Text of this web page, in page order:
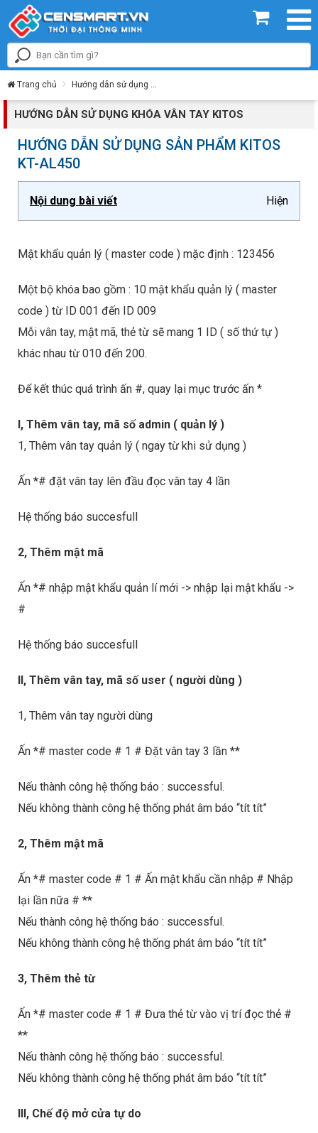
Trang chủ Hướng dẫn sử dụng
HƯỚNG DẪN SỬ DỤNG KHÓA VÂN TAY KITOS
HƯỚNG DẪN SỬ DỤNG SẢN PHẨM KITOS
KT-AL450
Nội dung bài viết Hiện
Mật khẩu quản lý ( master code ) mặc định : 123456
Một bộ khóa bao gồm : 10 mật khẩu quản lý ( master
code ) từ ID 001 đến ID 009
Mỗi vân tay, mật mã, thẻ từ sẽ mang 1 ID ( số thứ tự )
khác nhau từ 010 đến 200.
Để kết thúc quá trình ấn #, quay lại mục trước ấn *
I, Thêm vân tay, mã số admin ( quản lý )
1, Thêm vân tay quản lý ( ngay từ khi sử dụng )
Ấn *# đặt vân tay lên đầu đọc vân tay 4 lần
Hệ thống báo succesfull
2, Thêm mật mã
Ấn *# nhập mật khẩu quản lí mới -> nhập lại mật khẩu ->
#
Hệ thống báo succesfull
II, Thêm vân tay, mã số user ( người dùng )
1, Thêm vân tay người dùng
Ấn *# master code # 1 # Đặt vân tay 3 lần **
Nếu thành công hệ thống báo : successful.
Nếu không thành công hệ thống phát âm báo “tít tít”
2, Thêm mật mã
Ấn *# master code # 1 # Ấn mật khẩu cần nhập # Nhập
lại lần nữa # **
Nếu thành công hệ thống báo : successful.
Nếu không thành công hệ thống phát âm báo “tít tít”
3, Thêm thẻ từ
Ấn *# master code # 1 # Đưa thẻ từ vào vị trí đọc thẻ #
**
Nếu thành công hệ thống báo : successful.
Nếu không thành công hệ thống phát âm báo “tít tít”
III, Chế độ mở cửa tự do